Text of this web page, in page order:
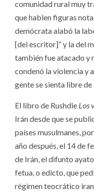
comunidad rural muy
que hablen figuras
demócrata alabó la
[del escritor]” y la del
también fue atacado y
condenó la violencia y
gente se sienta libre
El libro de Rushdie Los
Irán desde que se
países musulmanes,
año después, el 14 de
de Irán, el difunto
fetua, o edicto, que
régimen teocrático